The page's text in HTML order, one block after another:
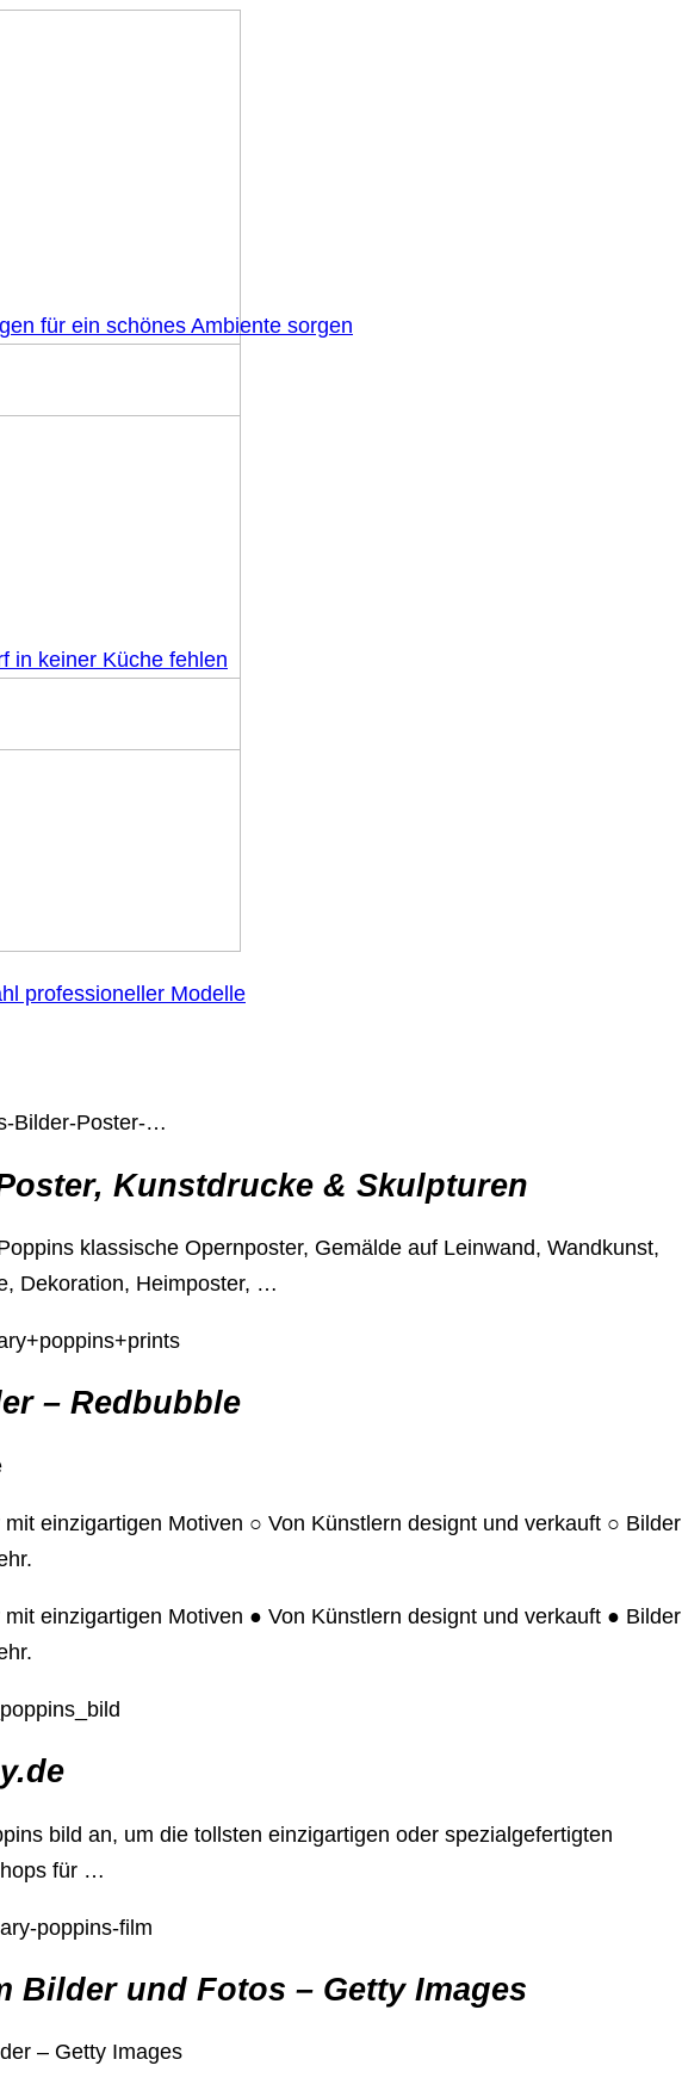
für ein schönes Ambiente sorgen
in keiner Küche fehlen
professioneller Modelle
Bilder-Poster-…
Kunstdrucke & Skulpturen
klassische Opernposter, Gemälde auf Leinwand, Wandkunst,
Dekoration, Heimposter, …
– Redbubble
einzigartigen Motiven ○ Von Künstlern designt und verkauft ○ Bilder
einzigartigen Motiven ● Von Künstlern designt und verkauft ● Bilder
bild an, um die tollsten einzigartigen oder spezialgefertigten
für …
poppins-film
Bilder und Fotos – Getty Images
– Getty Images